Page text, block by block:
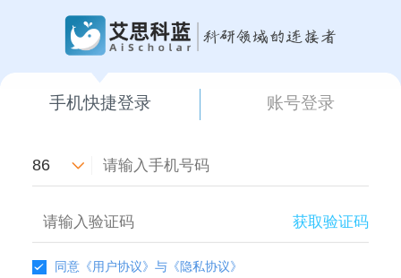
手机快捷登录 账号登录
86
获取验证码
同意 《用户协议》与 《隐私协议》